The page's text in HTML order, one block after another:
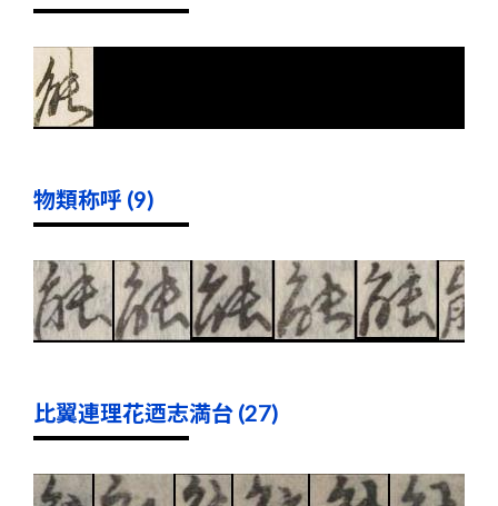
物類称呼 (9)
比翼連理花迺志満台 (27)